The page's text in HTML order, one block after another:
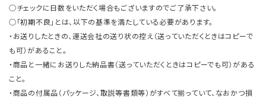
○チェックに日数をいただく場合もございますのでご了承下さい。
○「初期不良」とは、以下の基準を満たしている必要があります。
・お送りしたときの、運送会社の送り状の控え（送っていただくときはコピーで
も可）があること。
・商品と一緒にお送りした納品書（送っていただくときはコピーでも可）がある
こと。
・商品の付属品（パッケージ、取説等書類等）がすべて揃っていて、なおかつ損